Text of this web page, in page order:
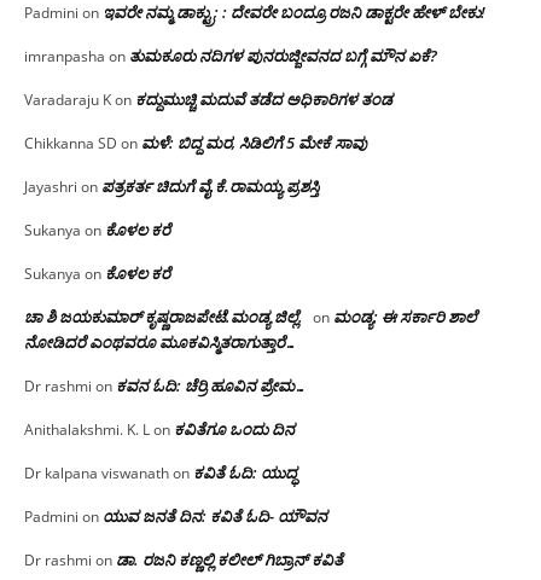
Padmini on ಇವರೇ ನಮ್ಮ ಡಾಕ್ಟ್ರು; : ದೇವರೇ ಬಂದ್ರೂ ರಜನಿ ಡಾಕ್ಟರೇ ಹೇಳ್ ಬೇಕು!
imranpasha on ತುಮಕೂರು ನದಿಗಳ ಪುನರುಜ್ಜೀವನದ ಬಗ್ಗೆ ಮೌನ ಏಕೆ?
Varadaraju Kon ಕದ್ದುಮುಚ್ಚಿ ಮದುವೆ ತಡೆದ ಅಧಿಕಾರಿಗಳ ತಂಡ
Chikkanna SD on ಮಳೆ: ಬಿದ್ದ ಮರ, ಸಿಡಿಲಿಗೆ 5 ಮೇಕೆ ಸಾವು
Jayashri on ಪತ್ರಕರ್ತ ಚಿದುಗೆ ವೈ.ಕೆ.ರಾಮಯ್ಯ ಪ್ರಶಸ್ತಿ
Sukanya on ಕೊಳಲ ಕರೆ
Sukanya on ಕೊಳಲ ಕರೆ
ಚಾ ಶಿ ಜಯಕುಮಾರ್ ಕೃಷ್ಣರಾಜಪೇಟೆ.ಮಂಡ್ಯ ಜಿಲ್ಲೆ. on ಮಂಡ್ಯ: ಈ ಸರ್ಕಾರಿ ಶಾಲೆ
ನೋಡಿದರೆ ಎಂಥವರೂ ಮೂಕವಿಸ್ಮಿತರಾಗುತ್ತಾರೆ…
Dr rashmi on ಕವನ ಓದಿ: ಚೆರ್ರಿ ಹೂವಿನ ಪ್ರೇಮ…
Anithalakshmi. K. Lon ಕವಿತೆಗೂ ಒಂದು ದಿನ
Dr kalpana viswanathon ಕವಿತೆ ಓದಿ: ಯುದ್ಧ
Padmini on ಯುವ ಜನತೆ ದಿನ: ಕವಿತೆ ಓದಿ- ಯೌವನ
Dr rashmi on ಡಾ. ರಜನಿ‌ ಕಣ್ಣಲ್ಲಿ ಕಲೀಲ್ ಗಿಬ್ರಾನ್ ಕವಿತೆ